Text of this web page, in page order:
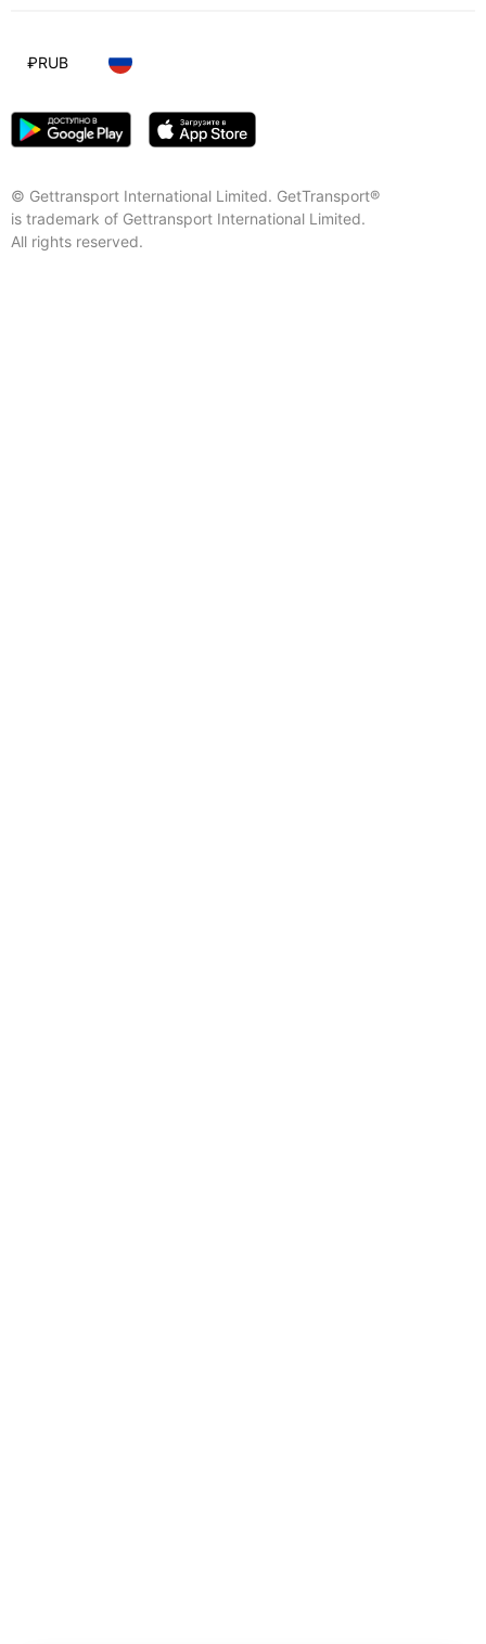
© Gettransport International Limited. GetTransport®
is trademark of Gettransport International Limited.
All rights reserved.
₽RUB